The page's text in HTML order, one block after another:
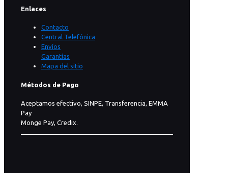
Enlaces
Contacto
Central Telefónica
Envíos
Garantías
Mapa del sitio
Métodos de Pago
Aceptamos efectivo, SINPE, Transferencia, EMMA
Pay
Monge Pay, Credix.